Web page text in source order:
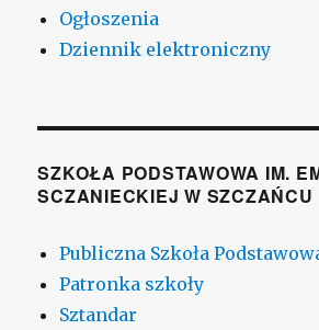
Ogłoszenia
Dziennik elektroniczny
SZKOŁA PODSTAWOWA IM.
SCZANIECKIEJ W SZCZAŃCU
Publiczna Szkoła
Patronka szkoły
Sztandar